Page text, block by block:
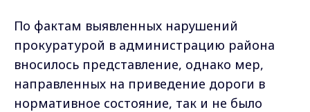
По фактам выявленных нарушений
прокуратурой в администрацию района
вносилось представление, однако мер,
направленных на приведение дороги в
нормативное состояние, так и не было